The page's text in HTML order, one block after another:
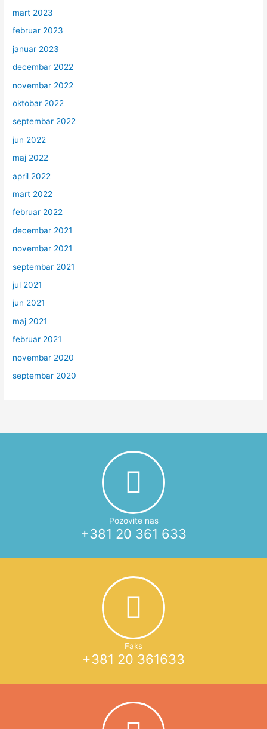
mart 2023
februar 2023
januar 2023
decembar 2022
novembar 2022
oktobar 2022
septembar 2022
jun 2022
maj 2022
april 2022
mart 2022
februar 2022
decembar 2021
novembar 2021
septembar 2021
jul 2021
jun 2021
maj 2021
februar 2021
novembar 2020
septembar 2020
Pozovite nas
+381 20 361 633
Faks
+381 20 361633